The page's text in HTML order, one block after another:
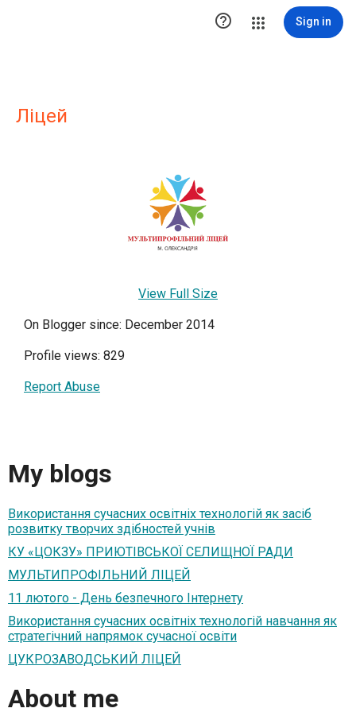
 Sign in
Ліцей
View Full Size
On Blogger since: December 2014
Profile views: 829
Report Abuse
My blogs
Використання сучасних освітніх технологій як засіб
розвитку творчих здібностей учнів
КУ «ЦОКЗУ» ПРИЮТІВСЬКОЇ СЕЛИЩНОЇ РАДИ
МУЛЬТИПРОФІЛЬНИЙ ЛІЦЕЙ
11 лютого - День безпечного Інтернету
Використання сучасних освітніх технологій навчання як
стратегічний напрямок сучасної освіти
ЦУКРОЗАВОДСЬКИЙ ЛІЦЕЙ
About me